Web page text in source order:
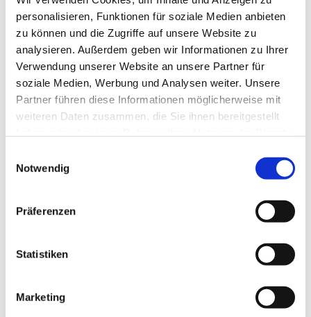
personalisieren, Funktionen für soziale Medien anbieten
zu können und die Zugriffe auf unsere Website zu
analysieren. Außerdem geben wir Informationen zu Ihrer
Verwendung unserer Website an unsere Partner für
soziale Medien, Werbung und Analysen weiter. Unsere
Partner führen diese Informationen möglicherweise mit
weiteren Daten zusammen, die Sie ihnen bereitgestellt
Notwendig
Präferenzen
Statistiken
Marketing
jedoch erst ab dem Zeitpunkt der Kenntnis einer
konkreten Rechtsverletzung möglich. Bei
Bekanntwerden von entsprechenden
Rechtsverletzungen werden wir diese Inhalte
umgehend entfernen.
Websites Dritter, auf deren Inhalte wir keinen
fremden Inhalte auch keine Gewähr
Seiten ist stets der jeweilige Anbieter oder
verlinkten Seiten wurden zum Zeitpunkt der
Verlinkung auf mögliche Rechtsverstöße